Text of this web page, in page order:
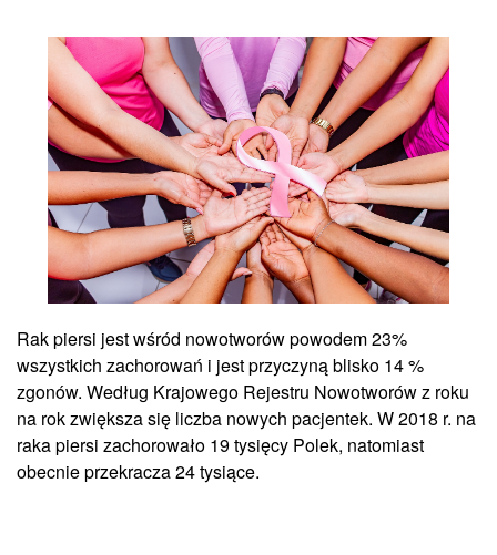
Rak piersi jest wśród nowotworów powodem 23%
wszystkich zachorowań i jest przyczyną blisko 14 %
zgonów. Według Krajowego Rejestru Nowotworów z roku
na rok zwiększa się liczba nowych pacjentek. W 2018 r. na
raka piersi zachorowało 19 tysięcy Polek, natomiast
obecnie przekracza 24 tysiące.